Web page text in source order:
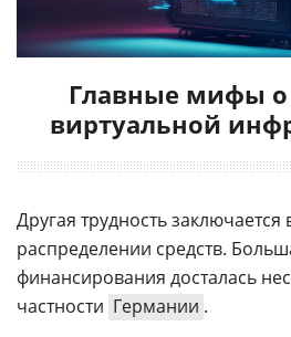
Главные мифы
виртуальной
Другая трудность
распределении средств.
финансирования досталась
частности Германии .